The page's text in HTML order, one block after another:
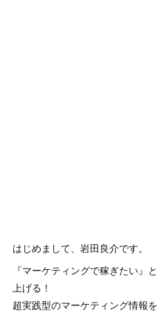
はじめまして、岩田良介です。
『マーケティングで稼ぎたい』
上げる！
超実践型のマーケティング情報を